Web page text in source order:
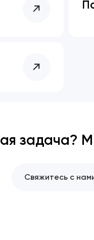
задача?
Свяжитесь с